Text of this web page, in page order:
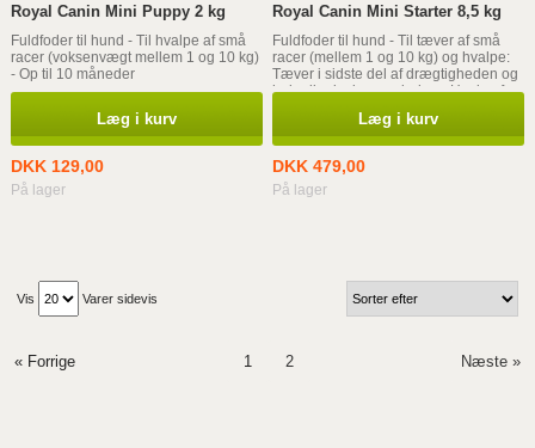
Royal Canin Mini Puppy 2 kg
Fuldfoder til hund - Til hvalpe af små
racer (voksenvægt mellem 1 og 10 kg)
- Op til 10 måneder
Læg i kurv
DKK 129,00
På lager
Royal Canin Mini Starter 8,5 kg
Fuldfoder til hund - Til tæver af små
racer (mellem 1 og 10 kg) og hvalpe:
Tæver i sidste del af drægtigheden og
hele diegivningsperioden - Hvalpe fra
Læg i kurv
DKK 479,00
På lager
Vis Varer sidevis
« Forrige 1 2 Næste »